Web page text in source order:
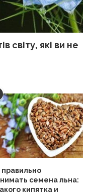
світу, які ви не
правильно
семена льна:
кипятка и